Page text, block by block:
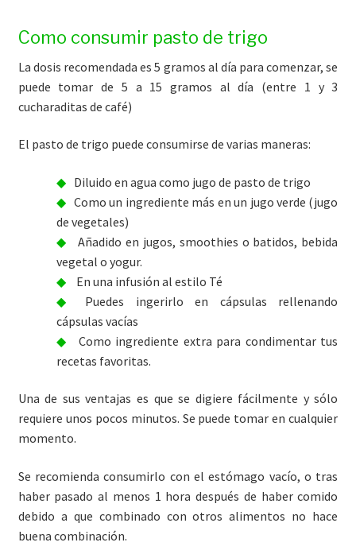
Como consumir pasto de trigo
La dosis recomendada es 5 gramos al día para comenzar, se
puede tomar de 5 a 15 gramos al día (entre 1 y 3
cucharaditas de café)
El pasto de trigo puede consumirse de varias maneras:
Diluido en agua como jugo de pasto de trigo
Como un ingrediente más en un jugo verde (jugo
de vegetales)
Añadido en jugos, smoothies o batidos, bebida
vegetal o yogur.
En una infusión al estilo Té
Puedes ingerirlo en cápsulas rellenando
cápsulas vacías
Como ingrediente extra para condimentar tus
recetas favoritas.
Una de sus ventajas es que se digiere fácilmente y sólo
requiere unos pocos minutos. Se puede tomar en cualquier
momento.
Se recomienda consumirlo con el estómago vacío, o tras
haber pasado al menos 1 hora después de haber comido
debido a que combinado con otros alimentos no hace
buena combinación.